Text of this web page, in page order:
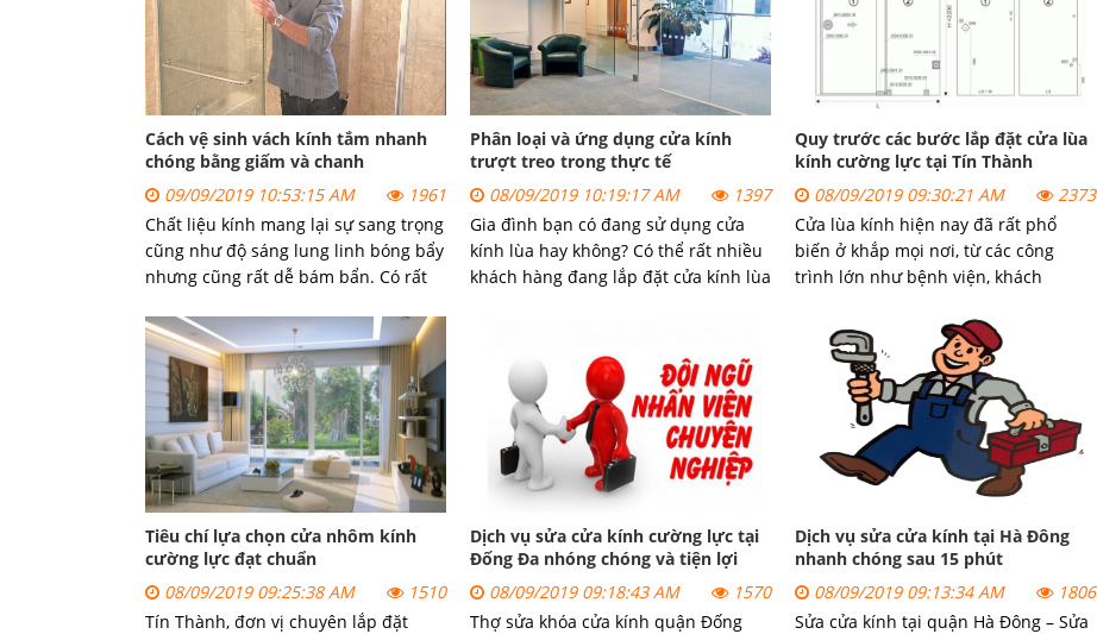
người dân tại đất nước hình chữ S
này.
Cách vệ sinh vách kính tắm nhanh
chóng bằng giấm và chanh
09/09/2019 10:53:15 AM
1961
Chất liệu kính mang lại sự sang trọng
cũng như độ sáng lung linh bóng bẩy
nhưng cũng rất dễ bám bẩn. Có rất
nhưng hôm nay chúng tôi xin giới
thiệu cách vệ sinh cửa kính với chanh
và giấm.
Phân loại và ứng dụng cửa kính
trượt treo trong thực tế
08/09/2019 10:19:17 AM
1397
Gia đình bạn có đang sử dụng cửa
kính lùa hay không? Có thể rất nhiều
khách hàng đang lắp đặt cửa kính lùa
Hãy cùng tham khảo bài viết sau đây
để có được cái nhìn tổng quan và sử
dụng sản phẩm này hiệu quả.
Quy trước các bước lắp đặt cửa lùa
kính cường lực tại Tín Thành
08/09/2019 09:30:21 AM
2373
Cửa lùa kính hiện nay đã rất phổ
biến ở khắp mọi nơi, từ các công
trình lớn như bệnh viện, khách
trước đây được sử dụng nhiều tại các
thành phố lớn, nhằm tiết kiện diện
tích sử dụng cho không gian gia
Tiêu chí lựa chọn cửa nhôm kính
cường lực đạt chuẩn
08/09/2019 09:25:38 AM
1510
Tín Thành, đơn vị chuyên lắp đặt
Dịch vụ sửa cửa kính cường lực tại
Đống Đa nhóng chóng và tiện lợi
08/09/2019 09:18:43 AM
1570
Thợ sửa khóa cửa kính quận Đống
Dịch vụ sửa cửa kính tại Hà Đông
nhanh chóng sau 15 phút
08/09/2019 09:13:34 AM
1806
Sửa cửa kính tại quận Hà Đông – Sửa